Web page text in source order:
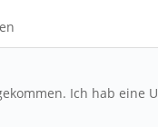
Ich hab eine